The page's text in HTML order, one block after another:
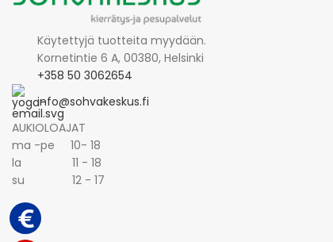
Käytettyjä tuotteita myydään.
Kornetintie 6 A, 00380, Helsinki
+358 50 3062654
info@sohvakeskus.fi
AUKIOLOAJAT
ma -pe 10- 18
la 11 - 18
su 12 - 17